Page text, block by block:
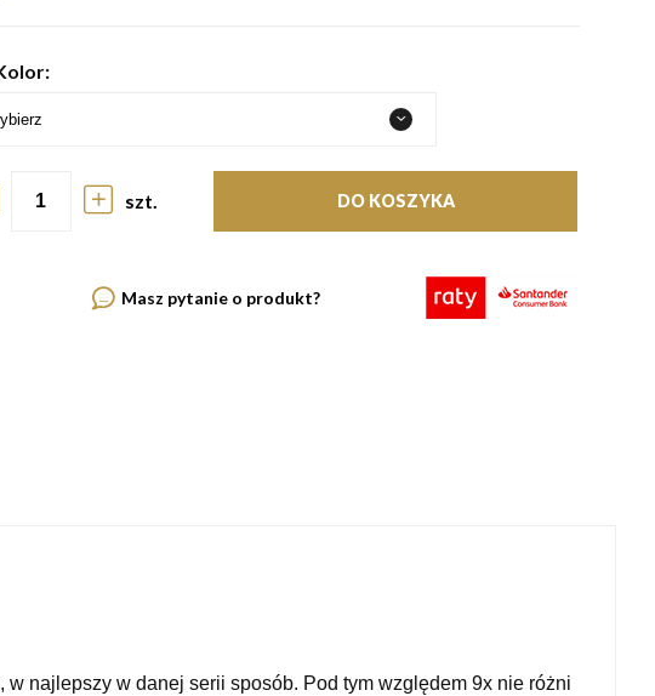
szt. DO KOSZYKA
Masz pytanie o produkt?
najlepszy w danej serii sposób. Pod tym względem 9x nie różni